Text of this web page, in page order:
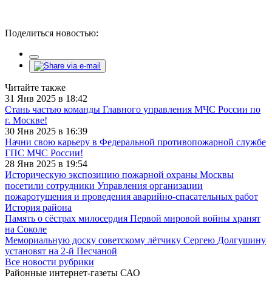
Поделиться новостью:
Читайте также
31 Янв 2025 в 18:42
Стань частью команды Главного управления МЧС России по
г. Москве!
30 Янв 2025 в 16:39
Начни свою карьеру в Федеральной противопожарной службе
ГПС МЧС России!
28 Янв 2025 в 19:54
Историческую экспозицию пожарной охраны Москвы
посетили сотрудники Управления организации
пожаротушения и проведения аварийно-спасательных работ
История района
Память о сёстрах милосердия Первой мировой войны хранят
на Соколе
Мемориальную доску советскому лётчику Сергею Долгушину
установят на 2-й Песчаной
Все новости рубрики
Районные интернет-газеты САО